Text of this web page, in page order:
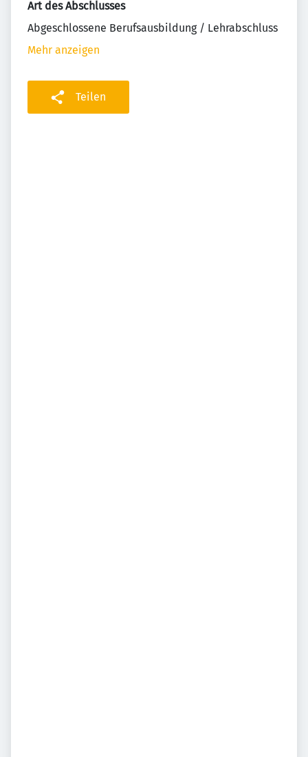
Art des Abschlusses
Abgeschlossene Berufsausbildung / Lehrabschluss
Mehr anzeigen
Teilen